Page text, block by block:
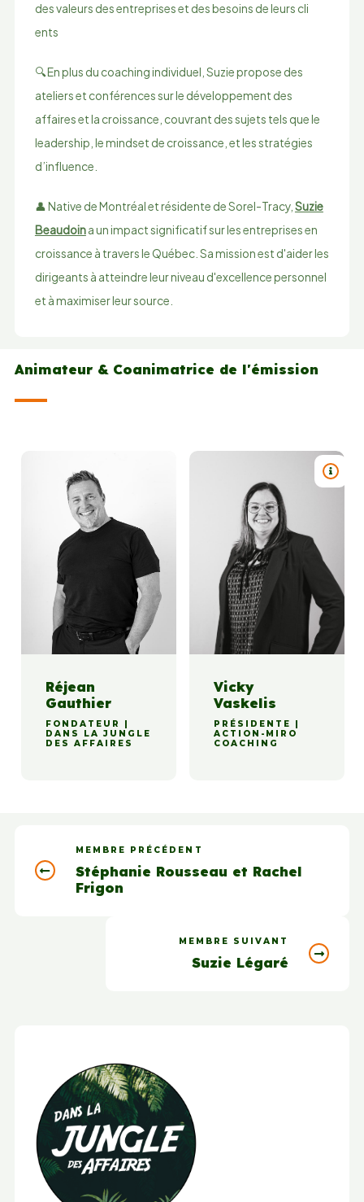
des valeurs des entreprises et des besoins de leurs cli​
ents
🔍 En plus du coaching individuel, Suzie propose des
ateliers et conférences sur le développement des
affaires et la croissance, couvrant des sujets tels que le
leadership, le mindset de croissance, et les stratégies
d’infl​​uence.
👤 Native de Montréal et résidente de Sorel-Tracy, Suzie
Beaudoina un impact significatif sur les entreprises en
croissance à travers le Québec. Sa mission est d'aider les
dirigeants à atteindre leur niveau d'excellence personnel
et à maximiser leur ​​source.
Animateur & Coanimatrice de l'émission
Réjean
Gauthier
FONDATEUR |
DANS LA JUNGLE
DES AFFAIRES
TITRE
Vicky
Vaskelis
PRÉSIDENTE |
ACTION-MIRO
COACHING
MEMBRE PRÉCÉDENT
Stéphanie Rousseau et Rachel
Frigon
MEMBRE SUIVANT
Suzie Légaré